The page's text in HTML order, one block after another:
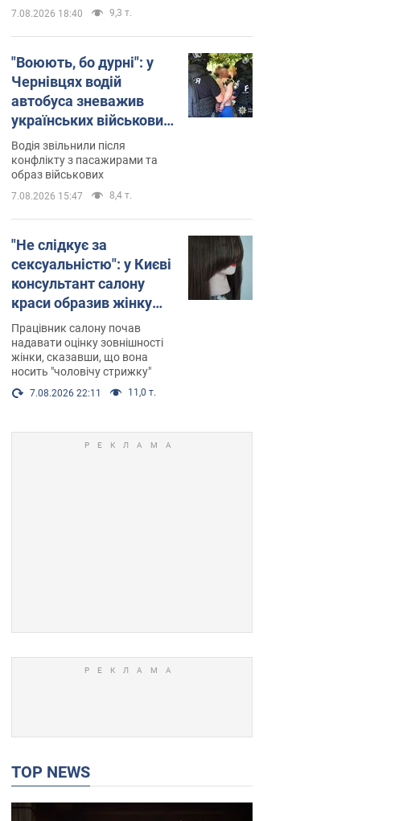
7.08.2026 18:40 9,3 т.
"Воюють, бо дурні": у
Чернівцях водій
автобуса зневажив
українських військових
і поплатився. Відео
Водія звільнили після
конфлікту з пасажирами та
образ військових
7.08.2026 15:47 8,4 т.
"Не слідкує за
сексуальністю": у Києві
консультант салону
краси образив жінку
після хімієтерапії,
розгорівся скандал.
Фото
Працівник салону почав
надавати оцінку зовнішності
жінки, сказавши, що вона
носить "чоловічу стрижку"
7.08.2026 22:11 11,0 т.
TOP NEWS